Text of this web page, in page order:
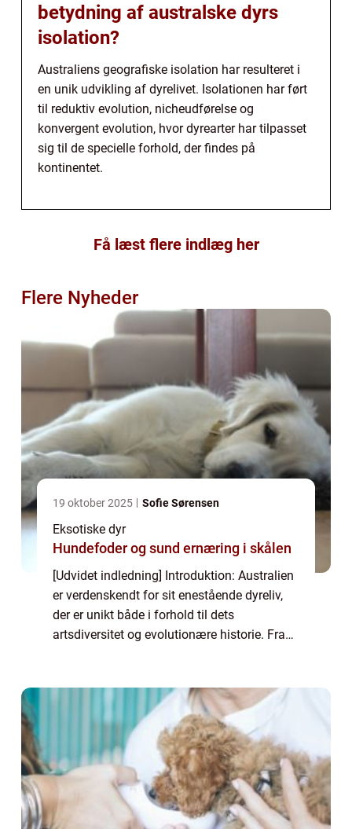
betydning af australske dyrs
isolation?
Australiens geografiske isolation har resulteret i
en unik udvikling af dyrelivet. Isolationen har ført
til reduktiv evolution, nicheudførelse og
konvergent evolution, hvor dyrearter har tilpasset
sig til de specielle forhold, der findes på
kontinentet.
Få læst flere indlæg her
Flere Nyheder
19 oktober 2025 Sofie Sørensen
Eksotiske dyr
Hundefoder og sund ernæring i skålen
[Udvidet indledning] Introduktion: Australien
er verdenskendt for sit enestående dyreliv,
der er unikt både i forhold til dets
artsdiversitet og evolutionære historie. Fra